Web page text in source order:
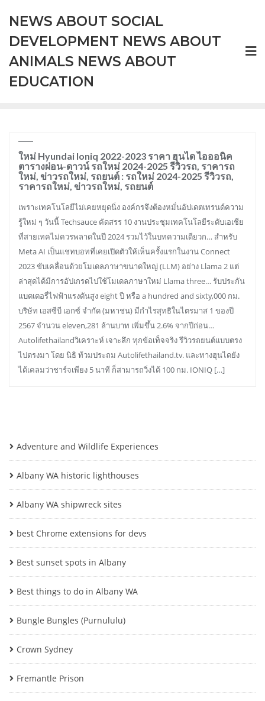
content
NEWS ABOUT SOCIAL
DEVELOPMENT NEWS ABOUT
ANIMALS NEWS ABOUT
EDUCATION
ใหม่ Hyundai Ioniq 2022-2023 ราคา ฮุนได ไอออนิค
ตารางผ่อน-ดาวน์ รถใหม่ 2024-2025 รีวิวรถ, ราคารถ
ใหม่, ข่าวรถใหม่, รถยนต์ : รถใหม่ 2024-2025 รีวิวรถ,
ราคารถใหม่, ข่าวรถใหม่, รถยนต์
เพราะเทคโนโลยีไม่เคยหยุดนิ่ง องค์กรจึงต้องหมั่นอัปเดตเทรนด์ความ
รู้ใหม่ ๆ วันนี้ Techsauce คัดสรร 10 งานประชุมเทคโนโลยีระดับเอเชีย
ที่สายเทคไม่ควรพลาดในปี 2024 รวมไว้ในบทความเดียวก… สำหรับ
Meta AI เป็นแชทบอทที่เคยเปิดตัวให้เห็นครั้งแรกในงาน Connect
2023 ขับเคลื่อนด้วยโมเดลภาษาขนาดใหญ่ (LLM) อย่าง Llama 2 แต่
ล่าสุดได้มีการอัปเกรดไปใช้โมเดลภาษาใหม่ Llama three… รับประกัน
แบตเตอรี่ไฟฟ้าแรงดันสูง eight ปี หรือ a hundred and sixty,000 กม.
บริษัท เอสซีบี เอกซ์ จำกัด (มหาชน) มีกำไรสุทธิในไตรมาส 1 ของปี
2567 จำนวน eleven,281 ล้านบาท เพิ่มขึ้น 2.6% จากปีก่อน…
Autolifethailandวิเคราะห์ เจาะลึก ทุกข้อเท็จจริง รีวิวรถยนต์แบบตรง
ไปตรงมา โดย นิธิ ท้วมประถม Autolifethailand.tv. และทางฮุนไดยัง
ได้เคลมว่าชาร์จเพียง 5 นาที ก็สามารถวิ่งได้ 100 กม. IONIQ […]
Adventure and Wildlife Experiences
Albany WA historic lighthouses
Albany WA shipwreck sites
best Chrome extensions for devs
Best sunset spots in Albany
Best things to do in Albany WA
Bungle Bungles (Purnululu)
Crown Sydney
Fremantle Prison